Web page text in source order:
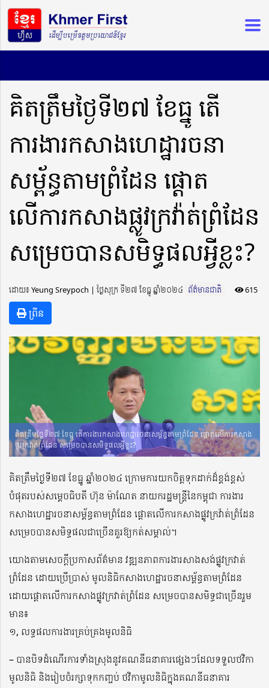
គិតត្រឹមថ្ងៃទី២៧ ខែធ្នូ តើ
ការងារកសាងហេដ្ឋារចនា
សម្ព័ន្ធតាមព្រំដែន ផ្ដោត
លើការកសាងផ្លូវក្រវ៉ាត់ព្រំដែន
សម្រេចបានសមិទ្ធផលអ្វីខ្លះ?
ដោយ៖ Yeung Sreypoch ​​ | ថ្ងៃសុក្រ ទី២៧ ខែធ្នូ ឆ្នាំ២០២៤ ព័ត៌មានជាតិ 615
ព្រីន
គិតត្រឹមថ្ងៃទី២៧ ខែធ្នូ តើការងារកសាងហេដ្ឋារចនាសម្ព័ន្ធតាមព្រំដែន ផ្ដោតលើការកសាង
ផ្លូវក្រវ៉ាត់ព្រំដែន សម្រេចបានសមិទ្ធផលអ្វីខ្លះ?
គិតត្រឹមថ្ងៃទី២៧ ខែធ្នូ ឆ្នាំ២០២៤ ក្រោមការយកចិត្ដទុកដាក់ដ៏ខ្ពង់ខ្ពស់
បំផុតរបស់សម្ដេចធិបតី ហ៊ុន ម៉ាណែត នាយករដ្ឋមន្រ្ដីនៃកម្ពុជា ការងារ
កសាងហេដ្ឋារចនាសម្ព័ន្ធតាមព្រំដែន ផ្ដោតលើការកសាងផ្លូវក្រវ៉ាត់ព្រំដែន
សម្រេចបានសមិទ្ធផលជាច្រើនគួរឱ្យកត់សម្គាល់។
យោងតាមសេចក្ដីប្រកាសព័ត៌មាន វឌ្ឍនភាពការងារសាងសង់ផ្លូវក្រវាត់
ព្រំដែន ដោយប្រើប្រាស់ មូលនិធិកសាងហេដ្ឋារចនាសម្ព័ន្ធតាមព្រំដែន
ដោយផ្តោតលើការកសាងផ្លូវក្រវាត់ព្រំដែន សម្រេចបានសមិទ្ធជាច្រើនរួម
មាន៖
១, លទ្ធផលការងារគ្រប់គ្រងមូលនិធិ
– បានបិទដំណើរការទាំងស្រុងនូវគណនីធនាគារផ្សេងៗដែលទទួលថវិកា
មូលនិធិ និងរៀបចំរក្សាទុកកញ្ចប់ ថវិកាមូលនិធិក្នុងគណនីធនាគារ